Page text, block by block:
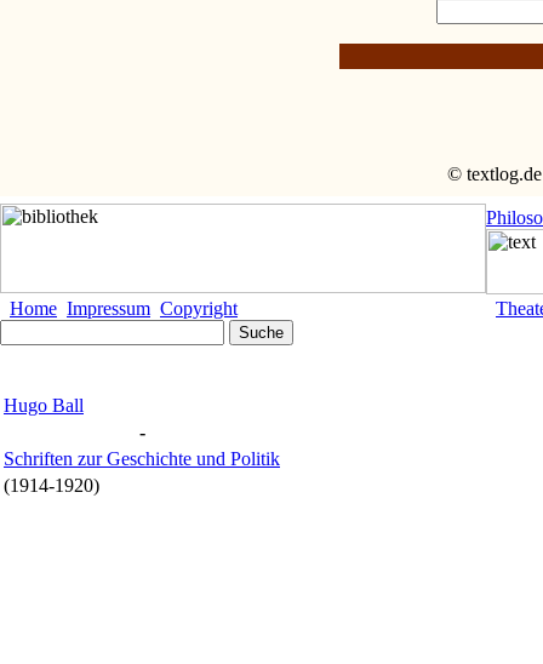
© textlog.de
Home Impressum Copyright
Hugo Ball
-
Schriften zur Geschichte und Politik
(1914-1920)